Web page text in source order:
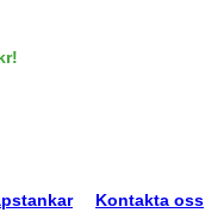
Kontakta oss